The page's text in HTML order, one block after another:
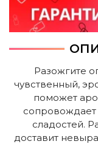
Разожгите
чувственный,
поможет
сопровождает
сладостей.
доставит